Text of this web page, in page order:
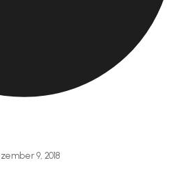
9, 2018